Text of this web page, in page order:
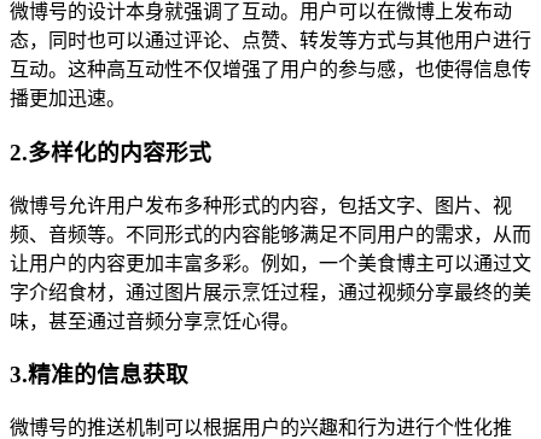
微博号的设计本身就强调了互动。用户可以在微博上发布动
态，同时也可以通过评论、点赞、转发等方式与其他用户进行
互动。这种高互动性不仅增强了用户的参与感，也使得信息传
播更加迅速。
2.多样化的内容形式
微博号允许用户发布多种形式的内容，包括文字、图片、视
频、音频等。不同形式的内容能够满足不同用户的需求，从而
让用户的内容更加丰富多彩。例如，一个美食博主可以通过文
字介绍食材，通过图片展示烹饪过程，通过视频分享最终的美
味，甚至通过音频分享烹饪心得。
3.精准的信息获取
微博号的推送机制可以根据用户的兴趣和行为进行个性化推